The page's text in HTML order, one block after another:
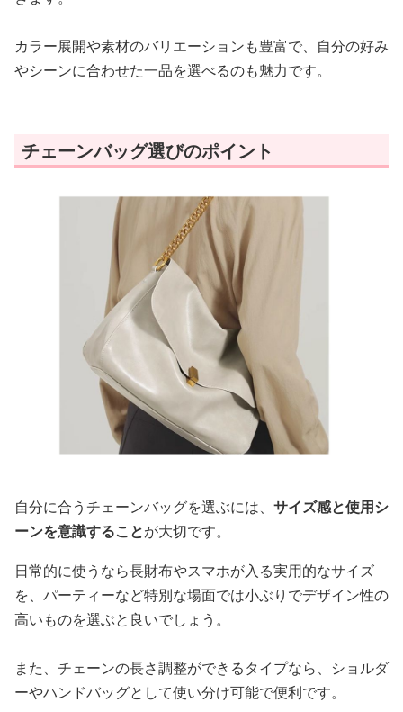
カラー展開や素材のバリエーションも豊富で、自分の好み
やシーンに合わせた一品を選べるのも魅力です。
チェーンバッグ選びのポイント
自分に合うチェーンバッグを選ぶには、 サイズ感と使用シ
ーンを意識することが大切です。
日常的に使うなら長財布やスマホが入る実用的なサイズ
を、パーティーなど特別な場面では小ぶりでデザイン性の
高いものを選ぶと良いでしょう。
また、チェーンの長さ調整ができるタイプなら、ショルダ
ーやハンドバッグとして使い分け可能で便利です。